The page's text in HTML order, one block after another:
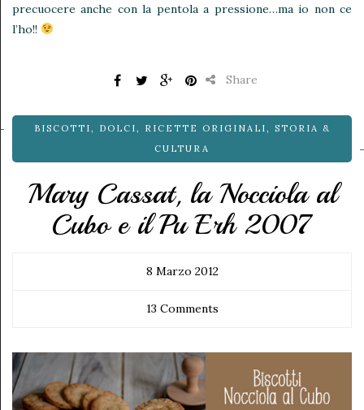
precuocere anche con la pentola a pressione…ma io non ce
l’ho!!
Share
BISCOTTI, DOLCI, RICETTE ORIGINALI, STORIA &
CULTURA
Mary Cassat, la Nocciola al
Cubo e il Pu Erh 2007
8 Marzo 2012
13 Comments